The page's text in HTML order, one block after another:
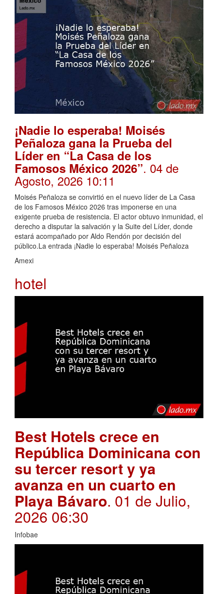
¡Nadie lo esperaba! Moisés
Peñaloza gana la Prueba del
Líder en “La Casa de los
Famosos México 2026”. 04 de
Agosto, 2026 10:11
Moisés Peñaloza se convirtió en el nuevo líder de La Casa
de los Famosos México 2026 tras imponerse en una
exigente prueba de resistencia. El actor obtuvo inmunidad, el
derecho a disputar la salvación y la Suite del Líder, donde
estará acompañado por Aldo Rendón por decisión del
público.La entrada ¡Nadie lo esperaba! Moisés Peñaloza
Amexi
hotel
Best Hotels crece en
República Dominicana con
su tercer resort y ya
avanza en un cuarto en
Playa Bávaro. 01 de Julio,
2026 06:30
Infobae